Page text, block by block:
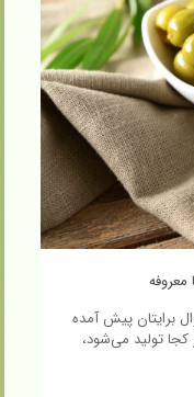
برایتان پیش آمده
کجا تولید می‌شود،